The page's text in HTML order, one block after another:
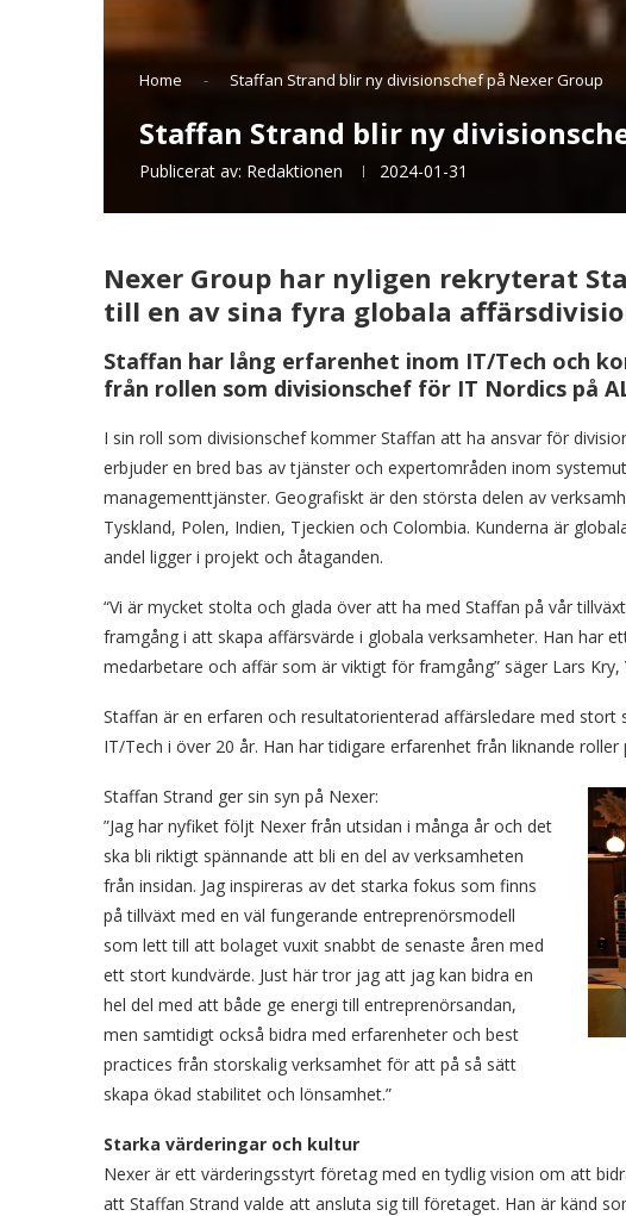
Home - Staffan Strand blir ny divisionschef på Nexer Group
Staffan Strand blir ny
Publicerat av: Redaktionen 2024-01-31
Nexer Group har nyligen rekryterat
till en av sina fyra globala
Staffan har lång erfarenhet inom IT/Tech och
från rollen som divisionschef för IT Nordics på
I sin roll som divisionschef kommer Staffan att ha ansvar för
erbjuder en bred bas av tjänster och expertområden inom
managementtjänster. Geografiskt är den största delen av
Tyskland, Polen, Indien, Tjeckien och Colombia. Kunderna är
andel ligger i projekt och åtaganden.
“Vi är mycket stolta och glada över att ha med Staffan på vår
framgång i att skapa affärsvärde i globala verksamheter. Han har
medarbetare och affär som är viktigt för framgång” säger Lars Kry,
Staffan är en erfaren och resultatorienterad affärsledare med
IT/Tech i över 20 år. Han har tidigare erfarenhet från liknande
Staffan Strand ger sin syn på Nexer:
”Jag har nyfiket följt Nexer från utsidan i många år och det
ska bli riktigt spännande att bli en del av verksamheten
från insidan. Jag inspireras av det starka fokus som finns
på tillväxt med en väl fungerande entreprenörsmodell
som lett till att bolaget vuxit snabbt de senaste åren med
ett stort kundvärde. Just här tror jag att jag kan bidra en
hel del med att både ge energi till entreprenörsandan,
men samtidigt också bidra med erfarenheter och best
practices från storskalig verksamhet för att på så sätt
skapa ökad stabilitet och lönsamhet.”
Starka värderingar och kultur
Nexer är ett värderingsstyrt företag med en tydlig vision om att
att Staffan Strand valde att ansluta sig till företaget. Han är känd